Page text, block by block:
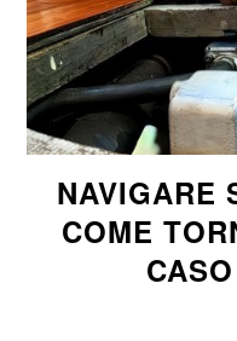
NAVIGARE
COME